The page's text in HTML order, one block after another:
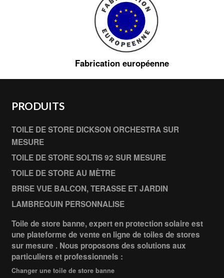
Fabrication européenne
PRODUITS
TOILE DE STORE DICKSON ORCHESTRA SUR
MESURE
TOILE DE STORE SOLTIS 92 SUR MESURE
TOILE DE STORE AU MÈTRE
BRISE VUE BALCON, TERASSE ET JARDIN
LAMBREQUIN PERSONNALISE
Toile de store banne, expert en protection solaire est
une plateforme de vente en ligne de toiles de stores
sur mesure . Nous proposons des solutions aux
particuliers et professionnels :
Changer une toile de store banne